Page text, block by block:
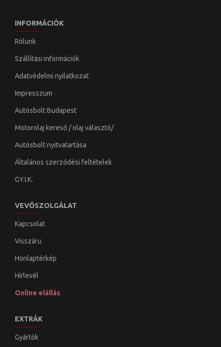
INFORMÁCIÓK
Rólunk
Szállítási információk
Adatvédelmi nyilatkozat
Impresszum
Autósbolt Budapest
Motorolaj kereső / olaj választó/
Autósbolt nyitvatartása
Általános szerződési feltételek
GY.I.K.
VEVŐSZOLGÁLAT
Kapcsolat
Visszáru
Honlaptérkép
Hírlevél
Online elállás
EXTRÁK
Gyártók